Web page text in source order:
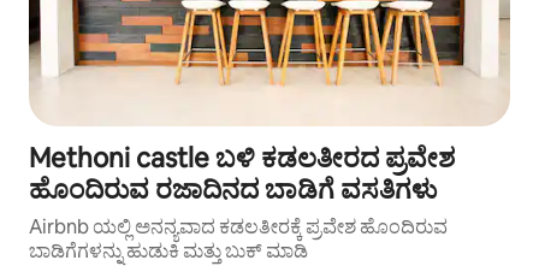
Methoni castle ಬಳಿ ಕಡಲತೀರದ ಪ್ರವೇಶ
ಹೊಂದಿರುವ ರಜಾದಿನದ ಬಾಡಿಗೆ ವಸತಿಗಳು
Airbnb ಯಲ್ಲಿ ಅನನ್ಯವಾದ ಕಡಲತೀರಕ್ಕೆ ಪ್ರವೇಶ ಹೊಂದಿರುವ
ಬಾಡಿಗೆಗಳನ್ನು ಹುಡುಕಿ ಮತ್ತು ಬುಕ್ ಮಾಡಿ